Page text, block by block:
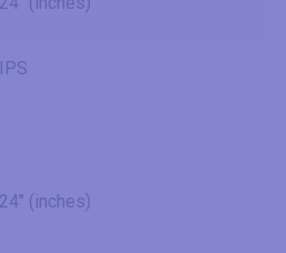
IPS
24" (inches)